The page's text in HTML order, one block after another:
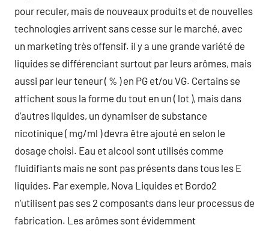
pour reculer, mais de nouveaux produits et de nouvelles
technologies arrivent sans cesse sur le marché, avec
un marketing très offensif. il y a une grande variété de
liquides se différenciant surtout par leurs arômes, mais
aussi par leur teneur ( % ) en PG et/ou VG. Certains se
affichent sous la forme du tout en un ( lot ), mais dans
d’autres liquides, un dynamiser de substance
nicotinique ( mg/ml ) devra être ajouté en selon le
dosage choisi. Eau et alcool sont utilisés comme
fluidifiants mais ne sont pas présents dans tous les E
liquides. Par exemple, Nova Liquides et Bordo2
n’utilisent pas ses 2 composants dans leur processus de
fabrication. Les arômes sont évidemment